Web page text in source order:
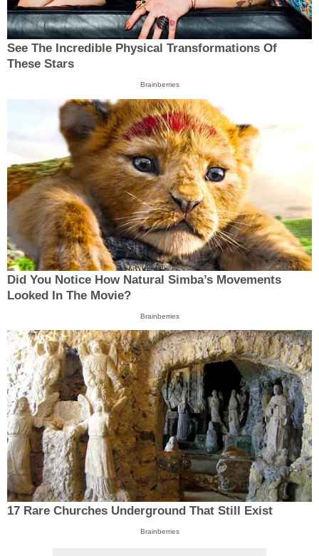
See The Incredible Physical Transformations Of
These Stars
Brainberries
Did You Notice How Natural Simba’s Movements
Looked In The Movie?
Brainberries
17 Rare Churches Underground That Still Exist
Brainberries